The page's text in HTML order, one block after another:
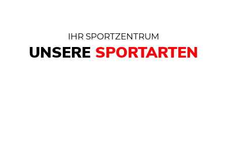
IHR SPORTZENTRUM
UNSERE SPORTARTEN